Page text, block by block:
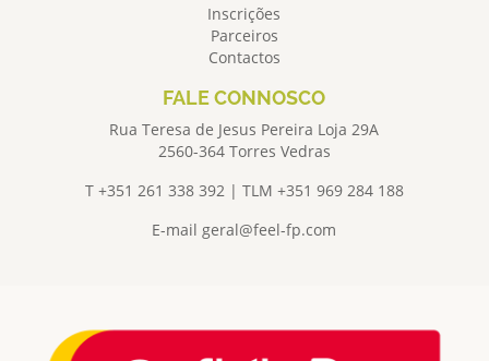
Inscrições
Parceiros
Contactos
FALE CONNOSCO
Rua Teresa de Jesus Pereira Loja 29A
2560-364 Torres Vedras
T +351 261 338 392 | TLM +351 969 284 188
E-mailgeral@feel-fp.com